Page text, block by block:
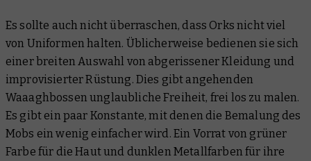
Es sollte auch nicht überraschen, dass Orks nicht viel
von Uniformen halten. Üblicherweise bedienen sie sich
einer breiten Auswahl von abgerissener Kleidung und
improvisierter Rüstung. Dies gibt angehenden
Waaaghbossen unglaubliche Freiheit, frei los zu malen.
Es gibt ein paar Konstante, mit denen die Bemalung des
Mobs ein wenig einfacher wird. Ein Vorrat von grüner
Farbe für die Haut und dunklen Metallfarben für ihre